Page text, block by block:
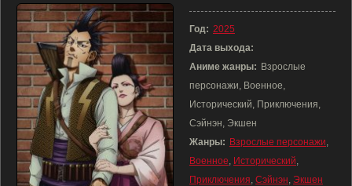
Год: 2025
Дата выхода:
Аниме жанры: Взрослые
персонажи, Военное,
Исторический, Приключения,
Сэйнэн, Экшен
Жанры: Взрослые персонажи,
Военное, Исторический,
Приключения, Сэйнэн, Экшен